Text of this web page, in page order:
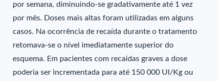
por semana, diminuindo-se gradativamente até 1 vez
por mês. Doses mais altas foram utilizadas em alguns
casos. Na ocorrência de recaída durante o tratamento
retomava-se o nível imediatamente superior do
esquema. Em pacientes com recaídas graves a dose
poderia ser incrementada para até 150 000 UI/Kg ou